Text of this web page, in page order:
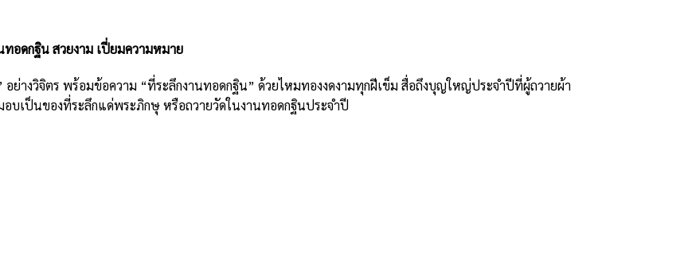
อดกฐิน สวยงาม เปี่ยมความหมาย
ย่างวิจิตร พร้อมข้อความ “ที่ระลึกงานทอดกฐิน” ด้วยไหมทองงดงามทุกฝีเข็ม สื่อถึงบุญใหญ่ประจำปีที่ผู้ถวายผ้า
บเป็นของที่ระลึกแด่พระภิกษุ หรือถวายวัดในงานทอดกฐินประจำปี